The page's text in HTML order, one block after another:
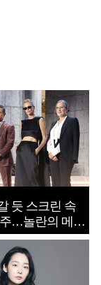
듯 스크린 속
…놀란의 메시
속죄’